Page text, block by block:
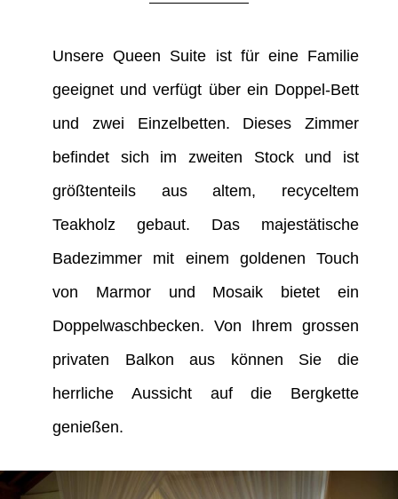
Unsere Queen Suite ist für eine Familie
geeignet und verfügt über ein Doppel-Bett
und zwei Einzelbetten. Dieses Zimmer
befindet sich im zweiten Stock und ist
größtenteils aus altem, recyceltem
Teakholz gebaut. Das majestätische
Badezimmer mit einem goldenen Touch
von Marmor und Mosaik bietet ein
Doppelwaschbecken. Von Ihrem grossen
privaten Balkon aus können Sie die
herrliche Aussicht auf die Bergkette
genießen.